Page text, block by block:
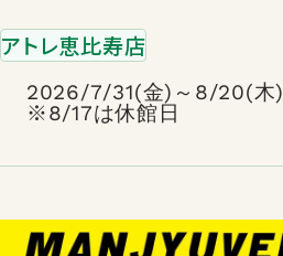
アトレ恵比寿店
2026/7/31(金)～8/20(木)
※8/17は休館日